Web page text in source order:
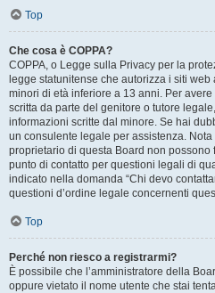
Top
Che cosa è COPPA?
COPPA, o Legge sulla Privacy per la
legge statunitense che autorizza i siti
minori di età inferiore a 13 anni. Per
scritta da parte del genitore o tutore
informazioni scritte dal minore. Se hai
un consulente legale per assistenza.
proprietario di questa Board non
punto di contatto per questioni legali di
indicato nella domanda “Chi devo
questioni d’ordine legale concernenti
Top
Perché non riesco a registrarmi?
È possibile che l’amministratore della
oppure vietato il nome utente che stai